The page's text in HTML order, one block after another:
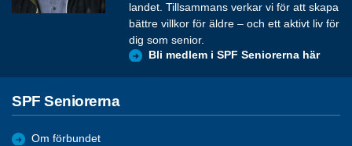
landet. Tillsammans verkar vi för att skapa
bättre villkor för äldre – och ett aktivt liv för
dig som senior.
Bli medlem i SPF Seniorerna här
SPF Seniorerna
Om förbundet